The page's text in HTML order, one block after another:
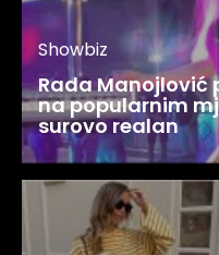
Showbiz
Rada Manojlović
na popularnim
surovo realan